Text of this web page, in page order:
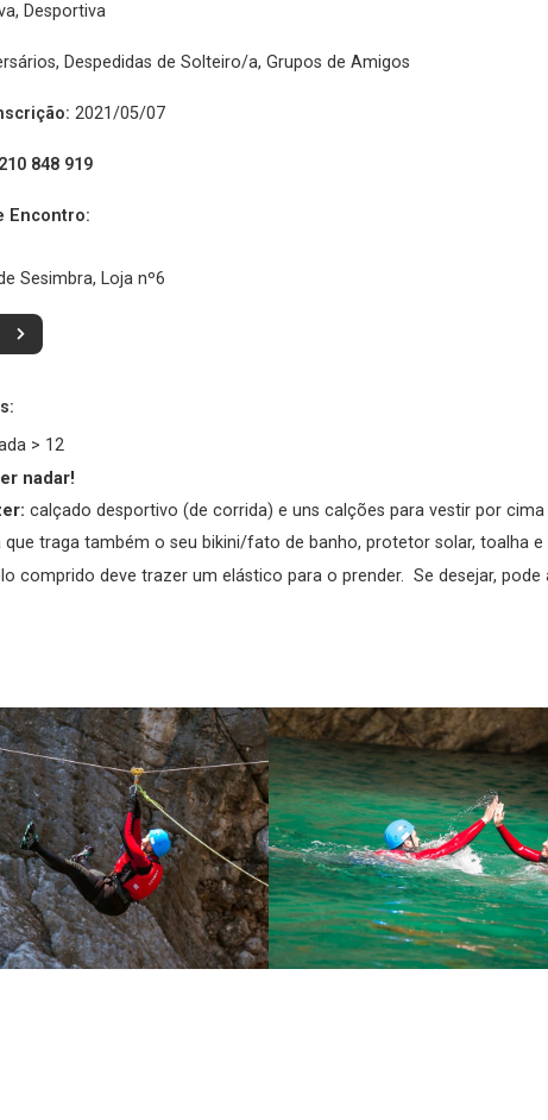
Desportiva
Despedidas de Solteiro/a, Grupos de Amigos
2021/05/07
848 919
Encontro:
Sesimbra, Loja nº6
> 12
nadar!
calçado desportivo (de corrida) e uns calções para vestir por
traga também o seu bikini/fato de banho, protetor solar, toalha
comprido deve trazer um elástico para o prender. Se desejar, pode